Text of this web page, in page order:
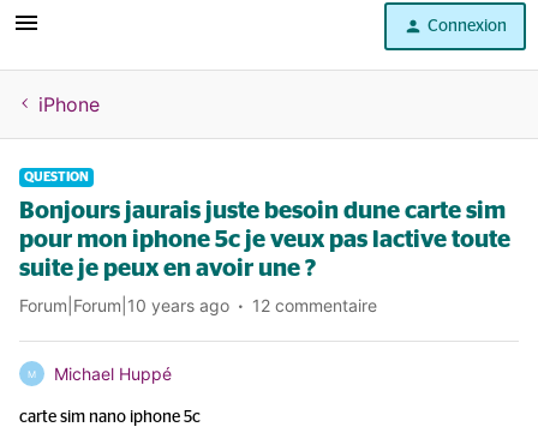
Aide
Connexion
iPhone
QUESTION
Bonjours jaurais juste besoin dune carte sim
pour mon iphone 5c je veux pas lactive toute
suite je peux en avoir une ?
Forum|Forum|10 years ago 12 commentaire
M Michael Huppé
carte sim nano iphone 5c